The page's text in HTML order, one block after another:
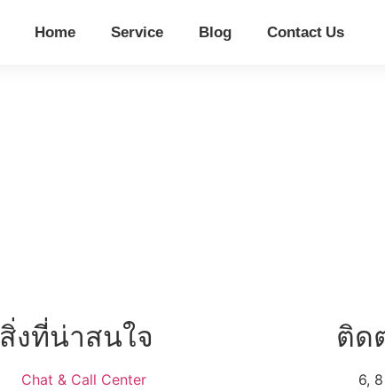
Home Service Blog Contact Us
สิ่งที่น่าสนใจ
Chat & Call Center
ติด
6,